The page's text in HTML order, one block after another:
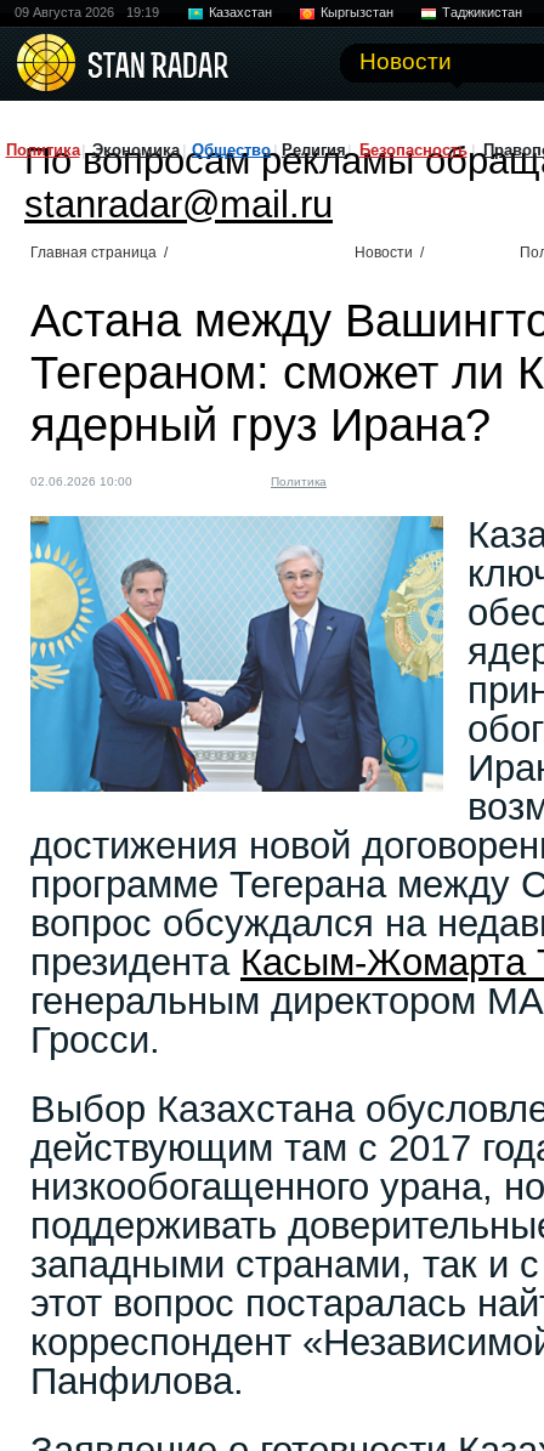
09 Августа 2026 19:19 Казахстан Кыргызстан Таджикистан
Новости
Политика Экономика Общество Религия Безопасность
По вопросам рекламы
stanradar@mail.ru
Главная страница / Новости /
Астана между
Тегераном: сможет ли
ядерный груз Ирана?
02.06.2026 10:00 Политика
достижения новой
программе Тегерана
вопрос обсуждался на
президента Касым-Жомарта
генеральным директором
Гросси.
Выбор Казахстана
действующим там с 2017
низкообогащенного урана,
поддерживать
западными странами, так и
этот вопрос постаралась
корреспондент
Панфилова.